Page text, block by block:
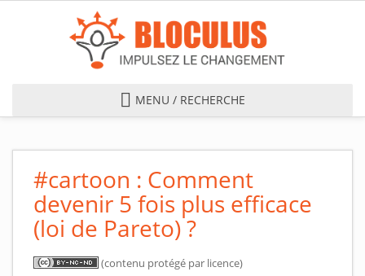
Skip to main content
MENU / RECHERCHE
#cartoon : Comment
devenir 5 fois plus efficace
(loi de Pareto) ?
(contenu protégé par licence)